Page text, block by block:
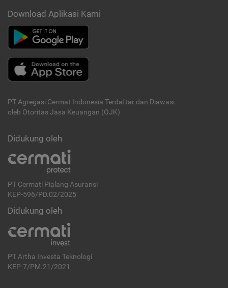
Download Aplikasi Kami
PT Agregasi Cermat Indonesia Terdaftar dan Diawasi
oleh Otoritas Jasa Keuangan (OJK)
Didukung oleh
PT Cermati Pialang Asuransi
KEP-596/PD.02/2025
Didukung oleh
PT Artha Investa Teknologi
KEP-7/PM.21/2021